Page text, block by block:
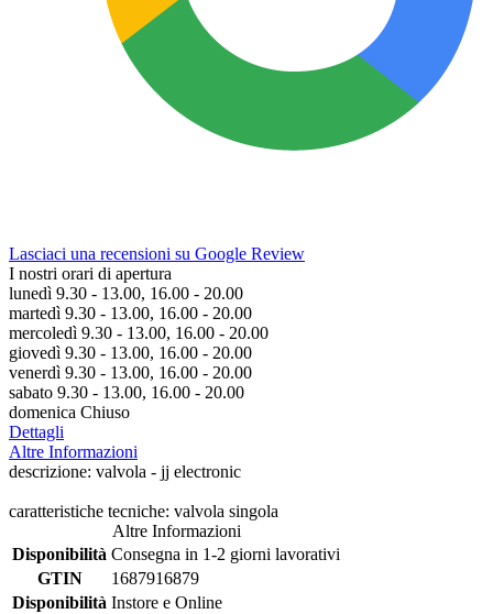
Lasciaci una recensioni su Google Review
I nostri orari di apertura
lunedì 9.30 - 13.00, 16.00 - 20.00
martedì 9.30 - 13.00, 16.00 - 20.00
mercoledì 9.30 - 13.00, 16.00 - 20.00
giovedì 9.30 - 13.00, 16.00 - 20.00
venerdì 9.30 - 13.00, 16.00 - 20.00
sabato 9.30 - 13.00, 16.00 - 20.00
domenica Chiuso
Dettagli
Altre Informazioni
descrizione: valvola - jj electronic
caratteristiche tecniche: valvola singola
Altre Informazioni
Disponibilità Consegna in 1-2 giorni lavorativi
GTIN
1687916879
Disponibilità Instore e Online